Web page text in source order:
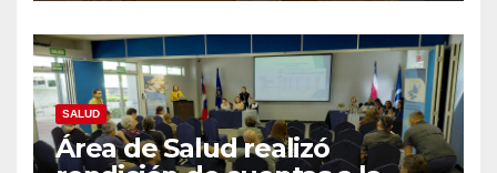
SALUD
Área de Salud realizó